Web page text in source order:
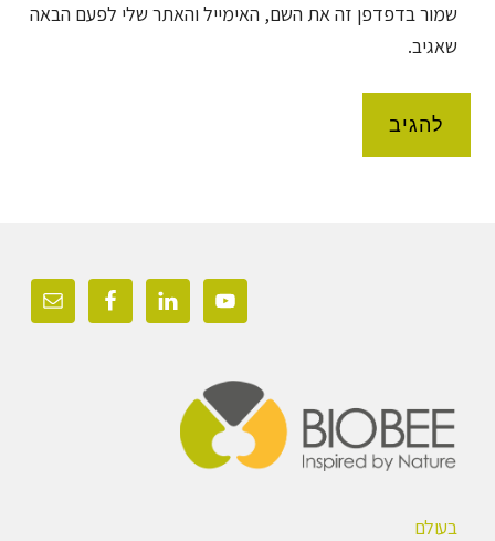
שמור בדפדפן זה את השם, האימייל והאתר שלי לפעם הבאה
שאגיב.
בעולם